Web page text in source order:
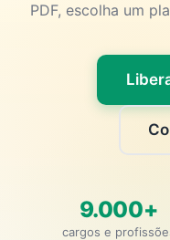
PDF, escolha um
9.000+
cargos e